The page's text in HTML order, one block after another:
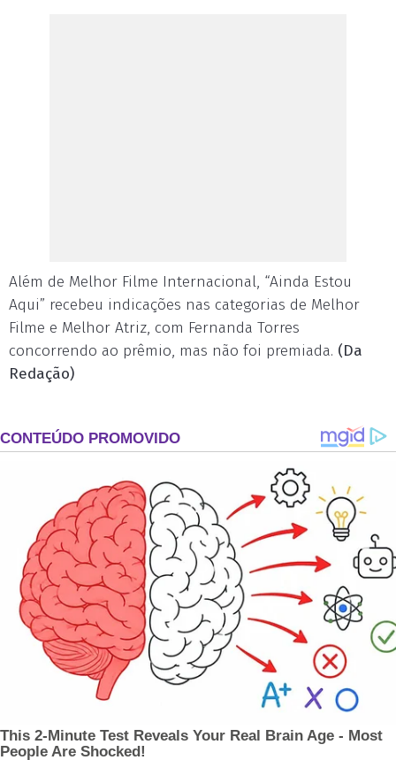
Além de Melhor Filme Internacional, “Ainda Estou
Aqui” recebeu indicações nas categorias de Melhor
Filme e Melhor Atriz, com Fernanda Torres
concorrendo ao prêmio, mas não foi premiada. (Da
Redação)